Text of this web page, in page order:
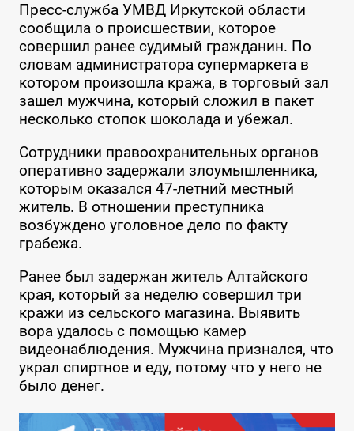
Пресс-служба УМВД Иркутской области
сообщила о происшествии, которое
совершил ранее судимый гражданин. По
словам администратора супермаркета в
котором произошла кража, в торговый зал
зашел мужчина, который сложил в пакет
несколько стопок шоколада и убежал.
Сотрудники правоохранительных органов
оперативно задержали злоумышленника,
которым оказался 47-летний местный
житель. В отношении преступника
возбуждено уголовное дело по факту
грабежа.
Ранее был задержан житель Алтайского
края, который за неделю совершил три
кражи из сельского магазина. Выявить
вора удалось с помощью камер
видеонаблюдения. Мужчина признался, что
украл спиртное и еду, потому что у него не
было денег.